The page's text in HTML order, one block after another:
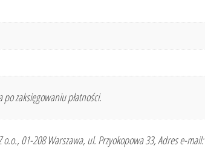
po zaksięgowaniu płatności.
o.o., 01-208 Warszawa, ul. Przyokopowa 33, Adres e-mail: